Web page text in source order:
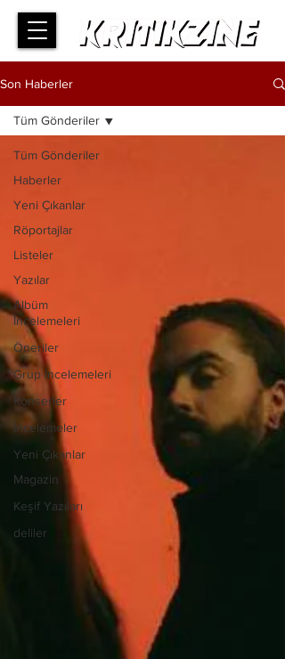
Son Haberler
Tüm Gönderiler
Haberler
Yeni Çıkanlar
Röportajlar
Listeler
Yazılar
Albüm
İncelemeleri
Öneriler
Grup İncelemeleri
Konserler
İncelemeler
Yeni Çıkanlar
Magazin
Keşif Yazıları
deliler
Tüm Gönderiler